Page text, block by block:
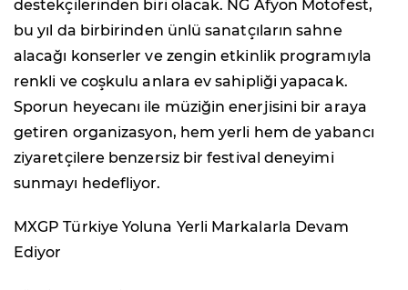
destekçilerinden biri olacak. NG Afyon Motofest,
bu yıl da birbirinden ünlü sanatçıların sahne
alacağı konserler ve zengin etkinlik programıyla
renkli ve coşkulu anlara ev sahipliği yapacak.
Sporun heyecanı ile müziğin enerjisini bir araya
getiren organizasyon, hem yerli hem de yabancı
ziyaretçilere benzersiz bir festival deneyimi
sunmayı hedefliyor.
MXGP Türkiye Yoluna Yerli Markalarla Devam
Ediyor